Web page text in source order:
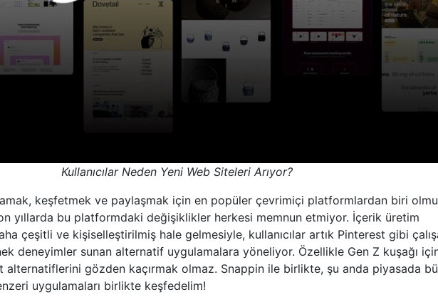
Kullanıcılar Neden Yeni Web Siteleri Arıyor?
keşfetmek ve paylaşmak için en popüler çevrimiçi platformlardan biri
yıllarda bu platformdaki değişiklikler herkesi memnun etmiyor. İçerik üretim
çeşitli ve kişiselleştirilmiş hale gelmesiyle, kullanıcılar artık Pinterest gibi
deneyimler sunan alternatif uygulamalara yöneliyor. Özellikle Gen Z kuşağı
alternatiflerini gözden kaçırmak olmaz. Snappin ile birlikte, şu anda piyasada
uygulamaları birlikte keşfedelim!